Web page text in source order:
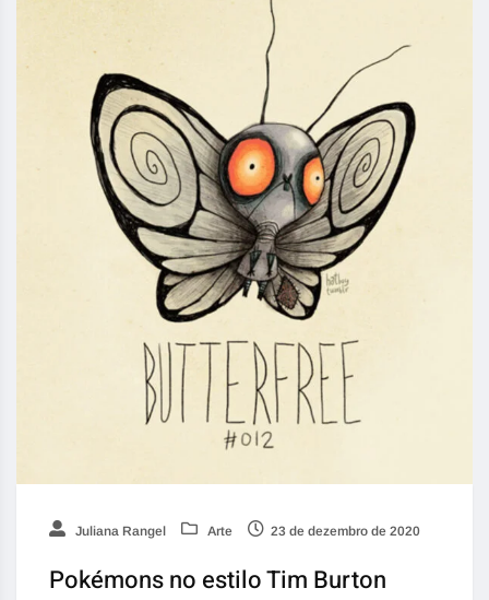
Juliana Rangel Arte 23 de dezembro de 2020
Pokémons no estilo Tim Burton